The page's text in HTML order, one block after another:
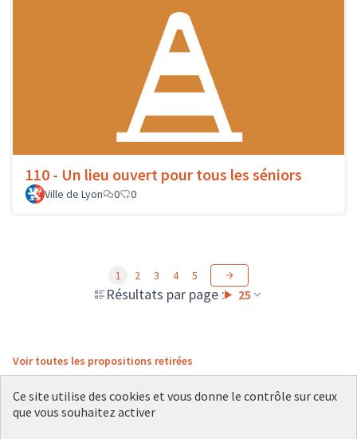
110 - Un lieu ouvert pour tous les séniors
Ville de Lyon 0 0
Résultats par page : 25
1 2 3 4 5
Voir toutes les propositions retirées
Ce site utilise des cookies et vous donne le contrôle sur ceux
que vous souhaitez activer